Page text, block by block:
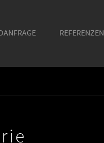
REFERENZEN